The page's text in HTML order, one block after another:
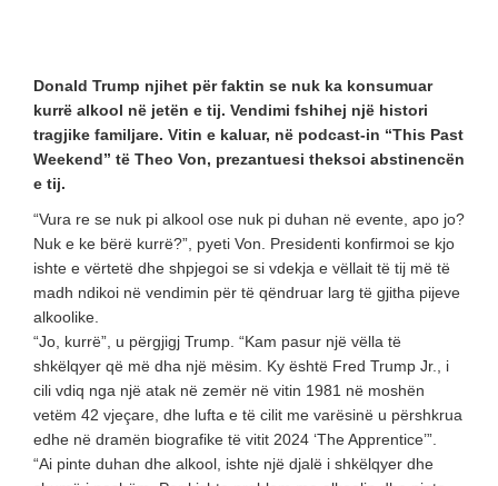
Donald Trump njihet për faktin se nuk ka konsumuar
kurrë alkool në jetën e tij. Vendimi fshihej një histori
tragjike familjare. Vitin e kaluar, në podcast-in “This Past
Weekend” të Theo Von, prezantuesi theksoi abstinencën
e tij.
“Vura re se nuk pi alkool ose nuk pi duhan në evente, apo jo?
Nuk e ke bërë kurrë?”, pyeti Von. Presidenti konfirmoi se kjo
ishte e vërtetë dhe shpjegoi se si vdekja e vëllait të tij më të
madh ndikoi në vendimin për të qëndruar larg të gjitha pijeve
alkoolike.
“Jo, kurrë”, u përgjigj Trump. “Kam pasur një vëlla të
shkëlqyer që më dha një mësim. Ky është Fred Trump Jr., i
cili vdiq nga një atak në zemër në vitin 1981 në moshën
vetëm 42 vjeçare, dhe lufta e të cilit me varësinë u përshkrua
edhe në dramën biografike të vitit 2024 ‘The Apprentice’”.
“Ai pinte duhan dhe alkool, ishte një djalë i shkëlqyer dhe